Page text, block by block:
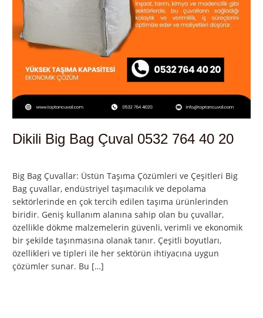
Dikili Big Bag Çuval 0532 764 40 20
Big Bag Çuvallar: Üstün Taşıma Çözümleri ve Çeşitleri Big
Bag çuvallar, endüstriyel taşımacılık ve depolama
sektörlerinde en çok tercih edilen taşıma ürünlerinden
biridir. Geniş kullanım alanına sahip olan bu çuvallar,
özellikle dökme malzemelerin güvenli, verimli ve ekonomik
bir şekilde taşınmasına olanak tanır. Çeşitli boyutları,
özellikleri ve tipleri ile her sektörün ihtiyacına uygun
çözümler sunar. Bu […]